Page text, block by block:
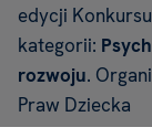
edycji
kategorii:
rozwoju.
Praw Dziecka